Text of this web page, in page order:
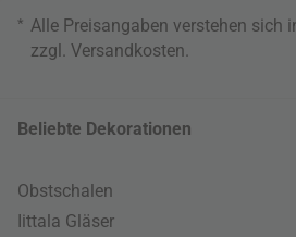
* Alle Preisangaben verstehen sich
zzgl. Versandkosten
Beliebte Dekorationen
Obstschalen
Iittala Gläser